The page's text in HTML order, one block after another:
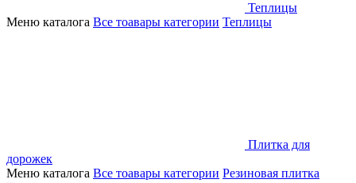
Теплицы
Меню каталога Все тоавары категории Теплицы
Плитка для
дорожек
Меню каталога Все тоавары категории Резиновая плитка